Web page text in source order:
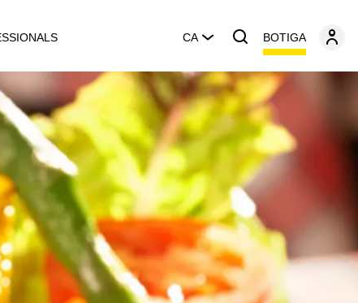
CA BOTIGA